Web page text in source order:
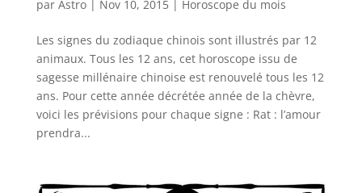
par Astro| Nov 10, 2015| Horoscope du mois
Les signes du zodiaque chinois sont illustrés par 12
animaux. Tous les 12 ans, cet horoscope issu de
sagesse millénaire chinoise est renouvelé tous les 12
ans. Pour cette année décrétée année de la chèvre,
voici les prévisions pour chaque signe : Rat : l’amour
prendra...